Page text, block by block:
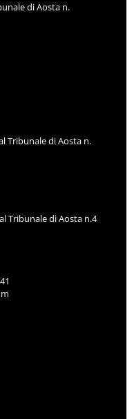
di Aosta n.
Tribunale di Aosta n.
Tribunale di Aosta n.4